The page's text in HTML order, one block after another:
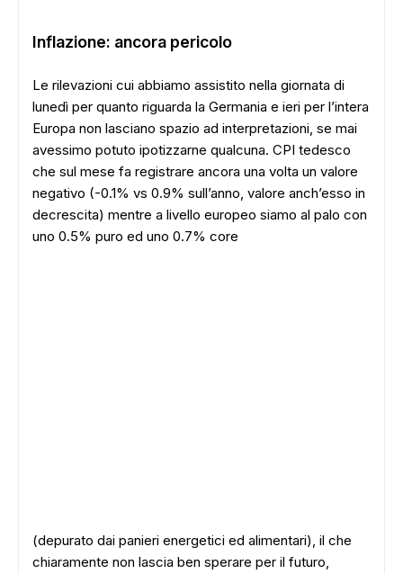
Inflazione: ancora pericolo
Le rilevazioni cui abbiamo assistito nella giornata di
lunedì per quanto riguarda la Germania e ieri per l’intera
Europa non lasciano spazio ad interpretazioni, se mai
avessimo potuto ipotizzarne qualcuna. CPI tedesco
che sul mese fa registrare ancora una volta un valore
negativo (-0.1% vs 0.9% sull’anno, valore anch’esso in
decrescita) mentre a livello europeo siamo al palo con
uno 0.5% puro ed uno 0.7% core
(depurato dai panieri energetici ed alimentari), il che
chiaramente non lascia ben sperare per il futuro,